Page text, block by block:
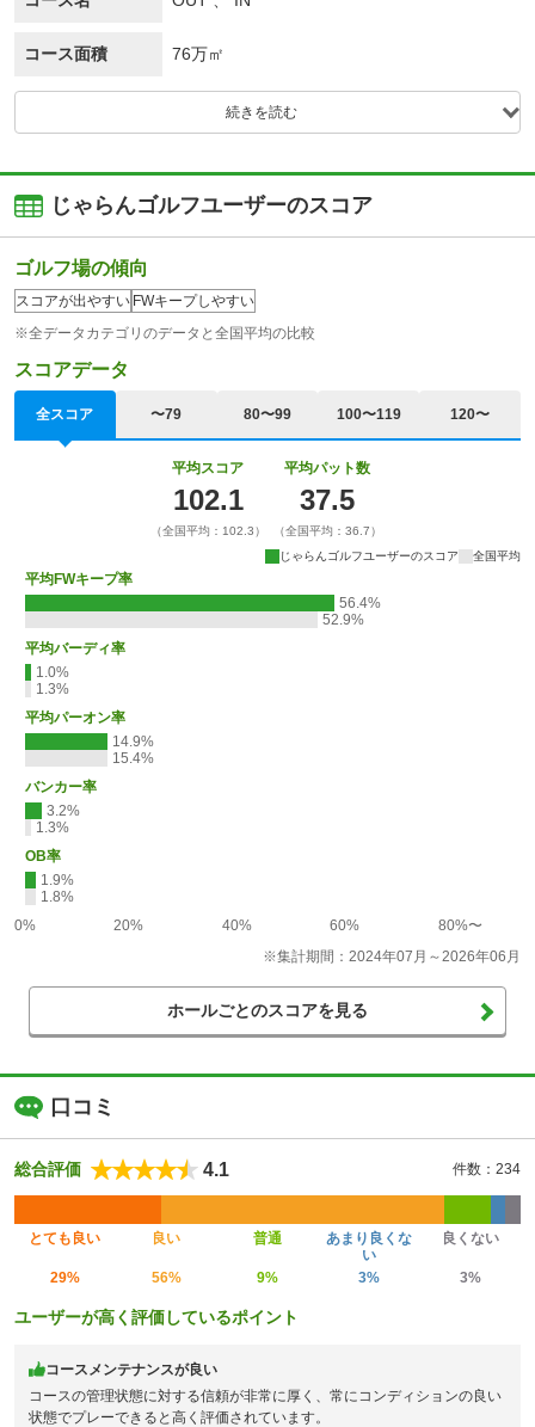
コース面積 76万㎡
続きを読む
じゃらんゴルフユーザーのスコア
ゴルフ場の傾向
スコアが出やすい FWキープしやすい
※全データカテゴリのデータと全国平均の比較
スコアデータ
全スコア 〜79 80〜99 100〜119 120〜
平均スコア
102.1
（全国平均：102.3）
平均パット数
37.5
（全国平均：36.7）
じゃらんゴルフユーザーのスコア
全国平均
平均FWキープ率
56.4%
52.9%
平均バーディ率
1.0%
1.3%
平均パーオン率
14.9%
15.4%
バンカー率
3.2%
1.3%
OB率
1.9%
1.8%
0%
20% 40% 60%
80%〜
※集計期間：2024年07月～2026年06月
ホールごとのスコアを見る
口コミ
総合評価 4.1 件数：234
とても良い 良い 普通
あまり良くな
い
良くない
29% 56% 9% 3% 3%
ユーザーが高く評価しているポイント
コースメンテナンスが良い
コースの管理状態に対する信頼が非常に厚く、常にコンディションの良い
状態でプレーできると高く評価されています。